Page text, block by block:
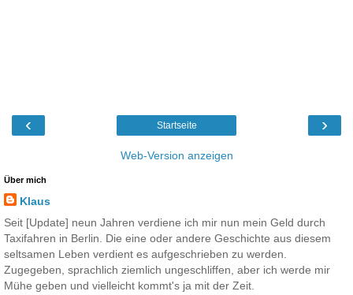
‹ ›
Startseite
Web-Version anzeigen
Über mich
Klaus
Seit [Update] neun Jahren verdiene ich mir nun mein Geld durch
Taxifahren in Berlin. Die eine oder andere Geschichte aus diesem
seltsamen Leben verdient es aufgeschrieben zu werden.
Zugegeben, sprachlich ziemlich ungeschliffen, aber ich werde mir
Mühe geben und vielleicht kommt's ja mit der Zeit.